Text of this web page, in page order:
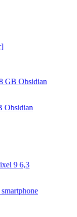
Obsidian